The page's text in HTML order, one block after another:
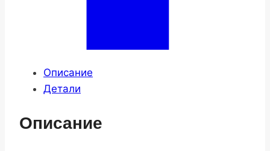
Описание
Детали
Описание